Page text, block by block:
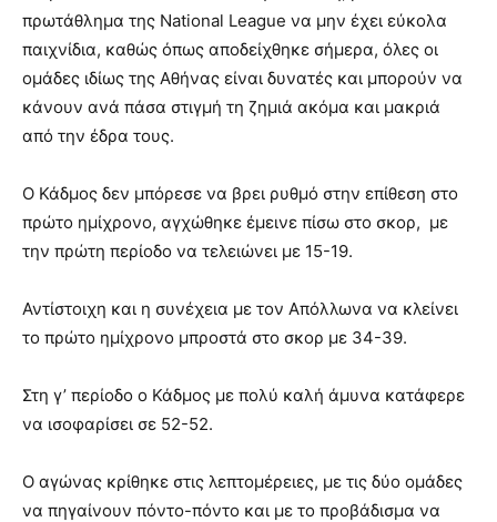
πρωτάθλημα της National League να μην έχει εύκολα
παιχνίδια, καθώς όπως αποδείχθηκε σήμερα, όλες οι
ομάδες ιδίως της Αθήνας είναι δυνατές και μπορούν να
κάνουν ανά πάσα στιγμή τη ζημιά ακόμα και μακριά
από την έδρα τους.
Ο Κάδμος δεν μπόρεσε να βρει ρυθμό στην επίθεση στο
πρώτο ημίχρονο, αγχώθηκε έμεινε πίσω στο σκορ, με
την πρώτη περίοδο να τελειώνει με 15-19.
Αντίστοιχη και η συνέχεια με τον Απόλλωνα να κλείνει
το πρώτο ημίχρονο μπροστά στο σκορ με 34-39.
Στη γ’ περίοδο ο Κάδμος με πολύ καλή άμυνα κατάφερε
να ισοφαρίσει σε 52-52.
Ο αγώνας κρίθηκε στις λεπτομέρειες, με τις δύο ομάδες
να πηγαίνουν πόντο-πόντο και με το προβάδισμα να